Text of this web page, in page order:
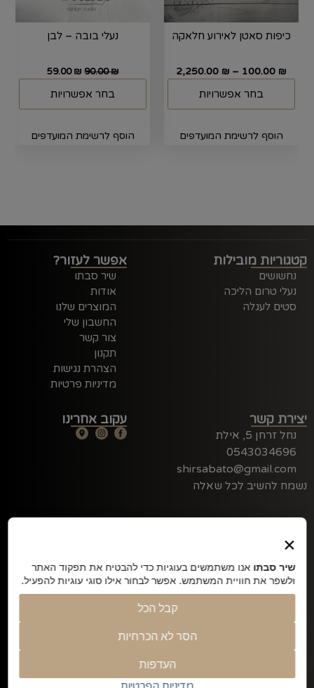
כיפות סאטן לאירוע חלאקה
100.00 ₪
–
2,250.00 ₪
בחר אפשרויות
הוסף לרשימת המועדפים
נעלי בובה – לבן
90.00₪
59.00₪
בחר אפשרויות
הוסף לרשימת המועדפים
שיר סבתו – תפירת טקסטיל למוצרי תינוקות וילדים, יודאיקה,
שילוט בלייזר, מתנות ועוד..
יצירת קשר
נחל זרחן 5, אילת
0543034696
shirsabato@gmail.com
נשמח להשיב לכל שאלה
אפשר לעזור?
שיר סבתו
אודות
המוצרים שלנו
החשבון שלי
צור קשר
תקנון
הצהרת נגישות
מדיניות פרטיות
קטגוריות מובילות
נחשושים
נעלי טרום הליכה
סטים לעגלה
עקוב אחרינו
×
שיר סבתו אנו משתמשים בעוגיות כדי להבטיח את תפקוד האתר
ולשפר את חוויית המשתמש. אפשר לבחור אילו סוגי עוגיות להפעיל.
קבל הכל
הסר לא הכרחיות
העדפות